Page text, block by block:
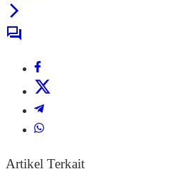
Artikel Terkait